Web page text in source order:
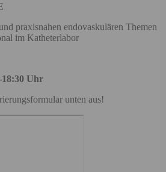
praxisnahen endovaskulären Themen
im Katheterlabor
18:30 Uhr
unten aus!